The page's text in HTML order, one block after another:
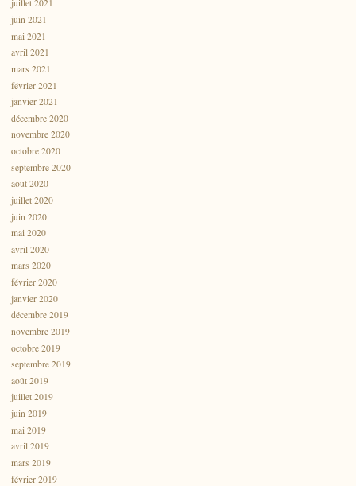
juillet 2021
juin 2021
mai 2021
avril 2021
mars 2021
février 2021
janvier 2021
décembre 2020
novembre 2020
octobre 2020
septembre 2020
août 2020
juillet 2020
juin 2020
mai 2020
avril 2020
mars 2020
février 2020
janvier 2020
décembre 2019
novembre 2019
octobre 2019
septembre 2019
août 2019
juillet 2019
juin 2019
mai 2019
avril 2019
mars 2019
février 2019